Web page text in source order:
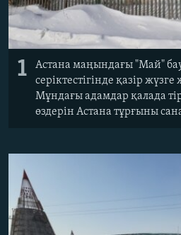
1
Астана маңындағы "Май"
серіктестігінде қазір
Мұндағы адамдар қалада
өздерін Астана тұрғыны